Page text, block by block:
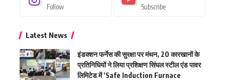
Follow Subscribe
Latest News
इंडक्शन फर्नेस की सुरक्षा पर मंथन, 20 कारखानों के
प्रतिनिधियों ने लिया प्रशिक्षण सिंघल स्टील एंड पावर
लिमिटेड में ‘Safe Induction Furnace